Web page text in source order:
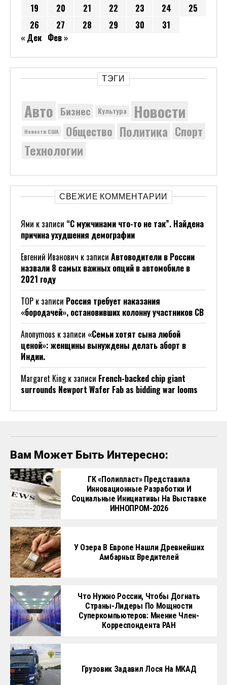
19
20 21 22 23 24
25
26
27 28 29 30
31
« Дек Фев »
ТЭГИ
Авто Бизнес Культура Новости
Новости США Общество Политика Спорт
Технологии
СВЕЖИЕ КОММЕНТАРИИ
Ями к записи “С мужчинами что-то не так”. Найдена
причина ухудшения демографии
Евгений Иванович к записи Автоводители в России
назвали 8 самых важных опций в автомобиле в
2021 году
ТОР к записи Россия требует наказания
«бородачей», остановивших колонну участников СВ
Anonymous к записи «Семьи хотят сына любой
ценой»: женщины вынуждены делать аборт в
Индии.
Margaret Kingк записи French-backed chip giant
surrounds Newport Wafer Fab as bidding war looms
Вам Может Быть Интересно:
ГК «Полипласт» Представила
Инновационные Разработки И
Социальные Инициативы На Выставке
ИННОПРОМ-2026
У Озера В Европе Нашли Древнейших
Амбарных Вредителей
Что Нужно России, Чтобы Догнать
Страны-Лидеры По Мощности
Суперкомпьютеров: Мнение Член-
Корреспондента РАН
Грузовик Задавил Лося На МКАД